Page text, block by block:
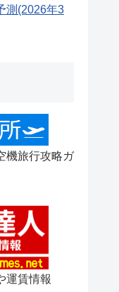
測(2026年3
機旅行攻略ガ
運賃情報